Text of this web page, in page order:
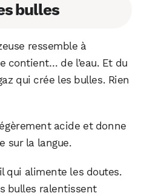
bulles
ressemble à
contient… de l’eau. Et du
qui crée les bulles. Rien
acide et donne
sur la langue.
qui alimente les doutes.
bulles ralentissent